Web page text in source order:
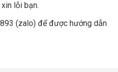
lỗi bạn.
(zalo) để được hướng dẫn